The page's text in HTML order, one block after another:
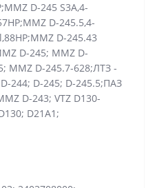
D-245 S3A,4-
D-245.5,4-
D-245.43
D-245; MMZ D-
MMZ D-245.7-628;ЛТЗ -
244; D-245; D-245.5;ПАЗ
D-243; VTZ D130-
D21A1;